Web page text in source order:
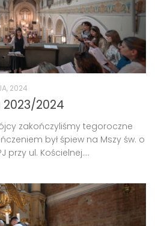
2024
2023/2024
zakończyliśmy tegoroczne
był śpiew na Mszy św. o
przy ul. Kościelnej....